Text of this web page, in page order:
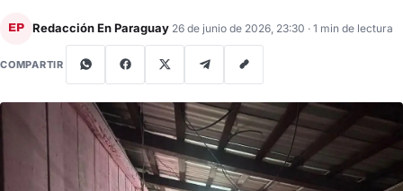
EP Redacción En Paraguay 26 de junio de 2026, 23:30 · 1 min de lectura
COMPARTIR